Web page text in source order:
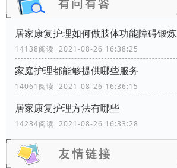
居家康复护理如何做肢体功能障碍锻炼
14138阅读 2021-08-26 16:38:25
家庭护理都能够提供哪些服务
14061阅读 2021-08-26 16:36:15
居家康复护理方法有哪些
14234阅读 2021-08-26 16:33:28